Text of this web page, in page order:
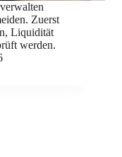
Zuerst
Liquidität
werden.